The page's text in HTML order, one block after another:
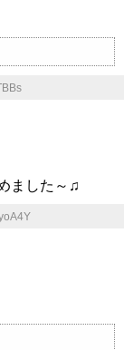
ました～♫